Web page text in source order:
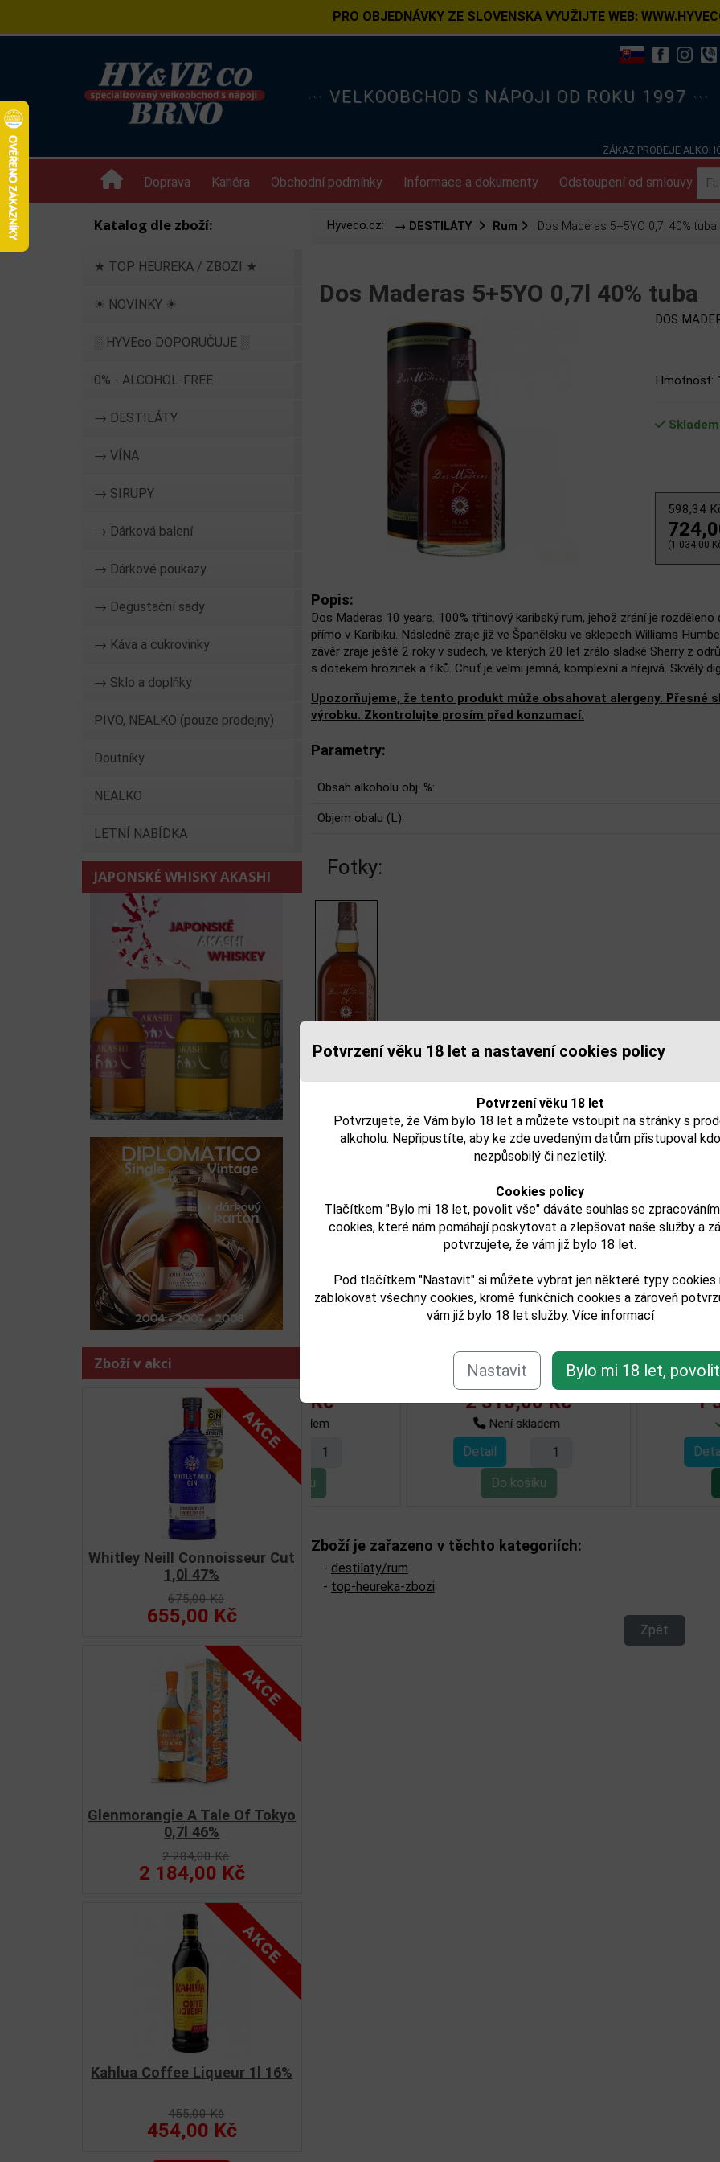
Potvrzení věku 18 let a nastavení cookies policy
Potvrzení věku 18 let
Potvrzujete, že Vám bylo 18 let a můžete vstoupit na stránky s
alkoholu. Nepřipustíte, aby ke zde uvedeným datům přistupoval
nezpůsobilý či nezletilý.
Cookies policy
Tlačítkem "Bylo mi 18 let, povolit vše" dáváte souhlas se
cookies, které nám pomáhají poskytovat a zlepšovat naše služby a
potvrzujete, že vám již bylo 18 let.
Pod tlačítkem "Nastavit" si můžete vybrat jen některé typy cookies
zablokovat všechny cookies, kromě funkčních cookies a zároveň
vám již bylo 18 let.služby. Více informací
Nastavit Bylo mi 18 let,
PRO OBJEDNÁVKY ZE SLOVENSKA VYUŽIJTE WEB:
··· VELKOOBCHOD S NÁPOJI OD ROKU 1997 ···
ZÁKAZ PRODEJE
Doprava Kariéra Obchodní podmínky Informace a dokumenty Odstoupení od smlouvy
Katalog dle zboží:
★ TOP HEUREKA / ZBOZI ★
☀ NOVINKY ☀
░ HYVEco DOPORUČUJE ░
0% - ALCOHOL-FREE
→ DESTILÁTY
→ VÍNA
→ SIRUPY
→ Dárková balení
→ Dárkové poukazy
→ Degustační sady
→ Káva a cukrovinky
→ Sklo a doplňky
PIVO, NEALKO (pouze prodejny)
Doutníky
NEALKO
LETNÍ NABÍDKA
JAPONSKÉ WHISKY AKASHI
Zboží v akci
Whitley Neill Connoisseur Cut
1,0l 47%
675,00 Kč
655,00 Kč
Glenmorangie A Tale Of Tokyo
0,7l 46%
2 284,00 Kč
2 184,00 Kč
Kahlua Coffee Liqueur 1l 16%
455,00 Kč
454,00 Kč
Hyveco.cz: → DESTILÁTY Rum Dos Maderas 5+5YO 0,7l 40% tuba
Dos Maderas 5+5YO 0,7l 40% tuba
DOS
Hmotnost:
Skladem
598,34
(1 034,00
Popis:
Dos Maderas 10 years. 100% třtinový karibský rum, jehož zrání je
přímo v Karibiku. Následně zraje již ve Španělsku ve sklepech Williams
závěr zraje ještě 2 roky v sudech, ve kterých 20 let zrálo sladké Sherry z
s dotekem hrozinek a fíků. Chuť je velmi jemná, komplexní a hřejivá. Skvělý
Upozorňujeme, že tento produkt může obsahovat alergeny. Přesné
výrobku. Zkontrolujte prosím před konzumací.
Parametry:
Obsah alkoholu obj. %:
Objem obalu (L):
Fotky:
Související zboží
Rum Varadero Anejo 3YO
1,0l 38%
457,00 Kč
Rum Varadero 5YO 0,7l
432,00 Kč
Předchozí
Zboží je zařazeno v těchto kategoriích:
- destilaty/rum
- top-heureka-zbozi
Zpět